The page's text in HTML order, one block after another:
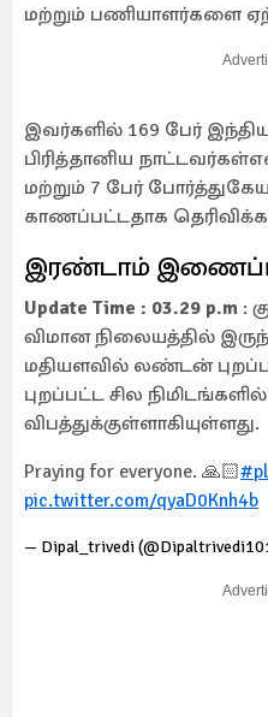
மற்றும் பணியாளர்களை
இவர்களில் 169 பேர்
பிரித்தானிய
மற்றும் 7 பேர்
காணப்பட்டதாக
இரண்டாம்
Update Time : 03.29 p.m :
விமான நிலையத்தில்
மதியளவில் லண்டன்
புறப்பட்ட சில
விபத்துக்குள்ளாகியுள்ளது.
Praying for everyone. 🙏🏻
pic.twitter.com/qyaD0Knh4b
— Dipal_trivedi